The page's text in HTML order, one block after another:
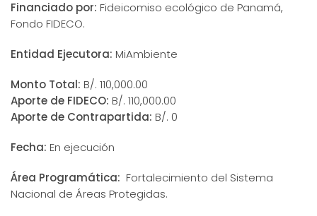
Financiado por: Fideicomiso ecológico de Panamá,
Fondo FIDECO.
Entidad Ejecutora: MiAmbiente
Monto Total: B/. 110,000.00
Aporte de FIDECO: B/. 110,000.00
Aporte de Contrapartida: B/. 0
Fecha: En ejecución
Área Programática: Fortalecimiento del Sistema
Nacional de Áreas Protegidas.